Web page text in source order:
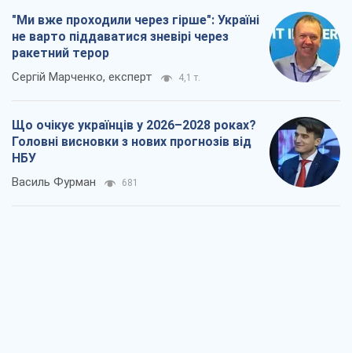
"Ми вже проходили через гірше": Україні
не варто піддаватися зневірі через
ракетний терор
Сергій Марченко, експерт 4,1 т.
Що очікує українців у 2026–2028 роках?
Головні висновки з нових прогнозів від
НБУ
Василь Фурман 681